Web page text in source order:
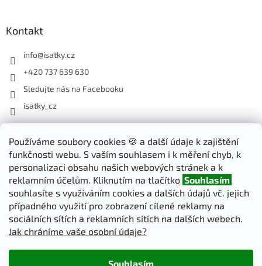
Používáme soubory cookies 🍪 a další údaje k zajištění
funkčnosti webu. S vaším souhlasem i k měření chyb, k
personalizaci obsahu našich webových stránek a k
reklamním účelům. Kliknutím na tlačítko Souhlasím
souhlasíte s využíváním cookies a dalších údajů vč. jejich
případného využití pro zobrazení cílené reklamy na
sociálních sítích a reklamních sítích na dalších webech.
Jak chráníme vaše osobní údaje?
Souhlasím
Kontakt
info@isatky.cz
+420 737 639 630
Sledujte nás na Facebooku
isatky_cz
Odebírat newsletter
Vložte svůj e-mail a my vám budeme zasílat informace o nových
produktech na našem e-shopu.
E-mail
PŘIHLÁSIT SE